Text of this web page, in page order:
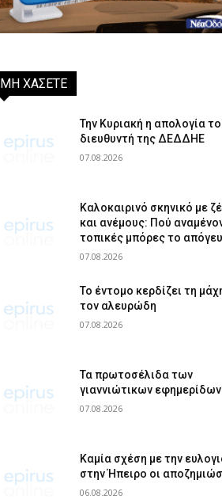
ΜΗ ΧΑΣΕΤΕ
Την Κυριακή η απολογία
διευθυντή της ΔΕΔΔΗΕ
07.08.2026
Καλοκαιρινό σκηνικό με
και ανέμους: Πού
τοπικές μπόρες το
07.08.2026
Το έντομο κερδίζει τη
τον αλευρώδη
07.08.2026
Τα πρωτοσέλιδα των
γιαννιώτικων εφημερίδων
07.08.2026
Καμία σχέση με την
στην Ήπειρο οι
06.08.2026